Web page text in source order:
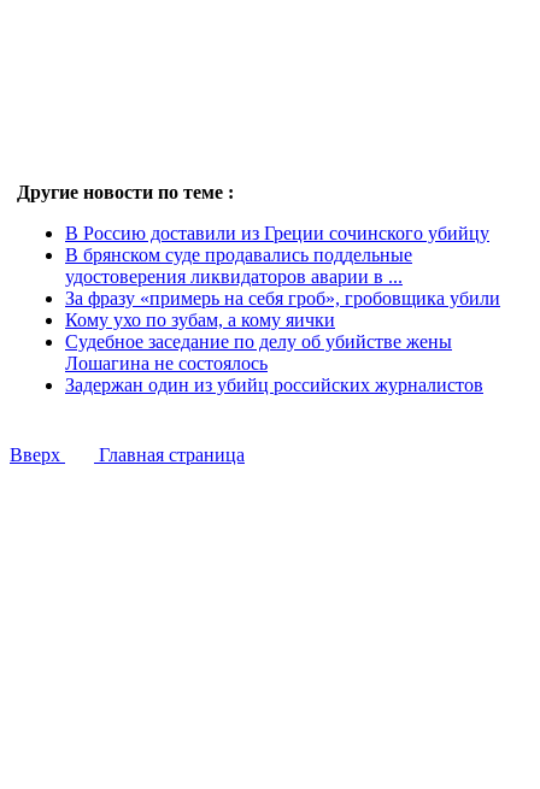
Другие новости по теме :
В Россию доставили из Греции сочинского убийцу
В брянском суде продавались поддельные
удостоверения ликвидаторов аварии в ...
За фразу «примерь на себя гроб», гробовщика убили
Кому ухо по зубам, а кому яички
Судебное заседание по делу об убийстве жены
Лошагина не состоялось
Задержан один из убийц российских журналистов
Вверх Главная страница